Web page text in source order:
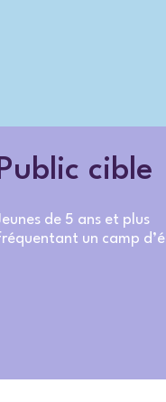
cible
de 5 ans et plus
un camp